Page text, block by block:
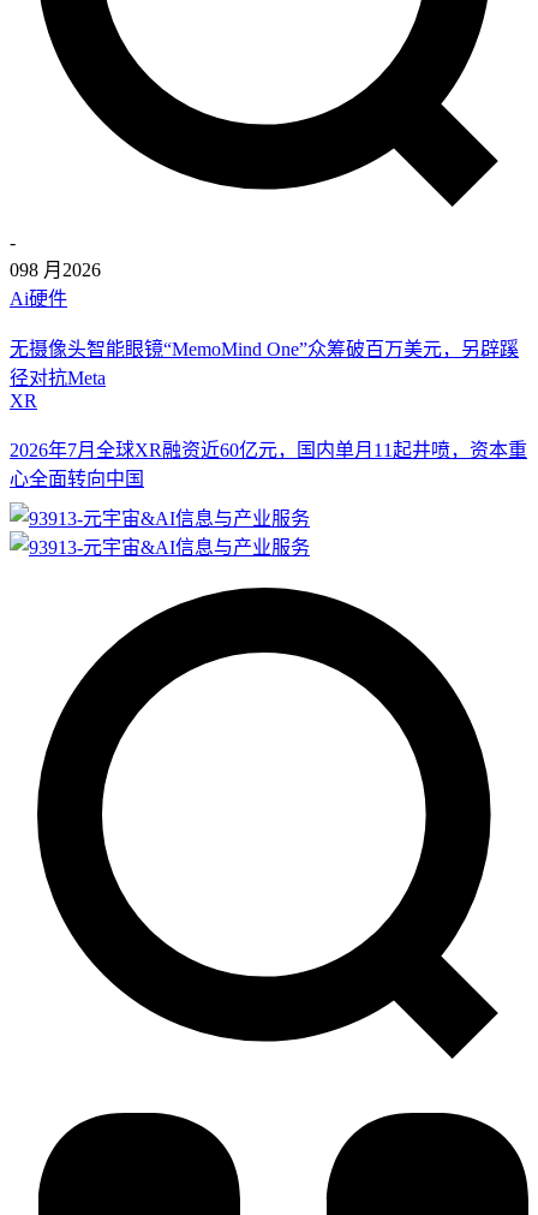
-
098 月 2026
Ai硬件
无摄像头智能眼镜“MemoMind One”众筹破百万美元，另辟蹊
径对抗Meta
XR
2026年7月全球XR融资近60亿元，国内单月11起井喷，资本重
心全面转向中国